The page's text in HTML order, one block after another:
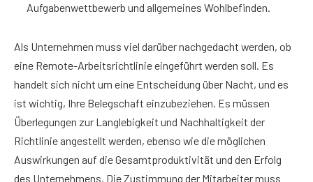
Aufgabenwettbewerb und allgemeines Wohlbefinden.
Als Unternehmen muss viel darüber nachgedacht werden, ob
eine Remote-Arbeitsrichtlinie eingeführt werden soll. Es
handelt sich nicht um eine Entscheidung über Nacht, und es
ist wichtig, Ihre Belegschaft einzubeziehen. Es müssen
Überlegungen zur Langlebigkeit und Nachhaltigkeit der
Richtlinie angestellt werden, ebenso wie die möglichen
Auswirkungen auf die Gesamtproduktivität und den Erfolg
des Unternehmens. Die Zustimmung der Mitarbeiter muss